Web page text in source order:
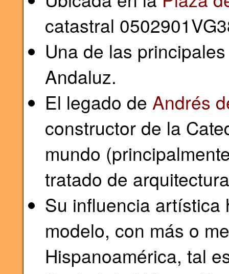
catastral
Una de las
Andaluz.
El legado de Andrés
constructor de la
mundo
tratado de
Su influencia artística
modelo, con más o
Hispanoamérica, tal